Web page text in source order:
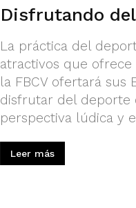
Disfrutando
La práctica del
atractivos que ofrece
la FBCV ofertará sus
disfrutar del deporte
perspectiva lúdica y
Leer más